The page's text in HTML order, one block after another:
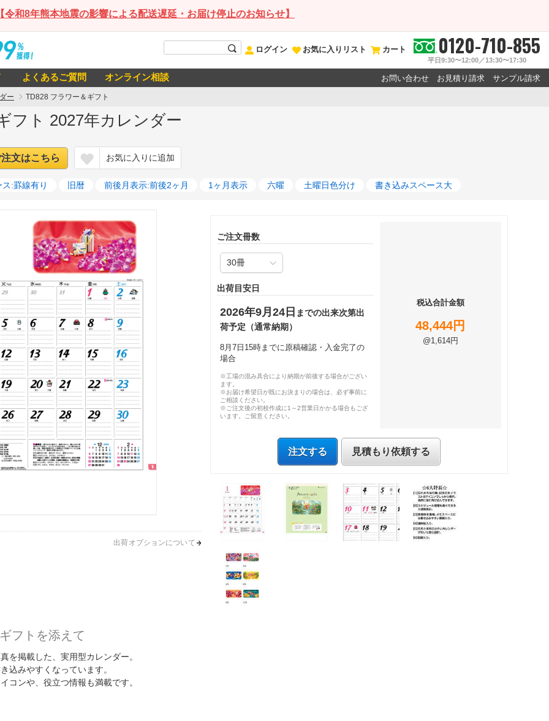
令和8年熊本地震の影響による配送遅延・お届け停止のお知らせ】
ログイン お気に入りリスト カート 0120-710-855
平日9:30〜12:00／13:30〜17:30
よくあるご質問 オンライン相談 お問い合わせ お見積り請求 サンプル請求
ー TD828 フラワー＆ギフト
フト 2027年カレンダー
文はこちら お気に入りに追加
:罫線有り 旧暦 前後月表示:前後2ヶ月 1ヶ月表示 六曜 土曜日色分け 書き込みスペース大
出荷オプションについて
ご注文冊数
出荷目安日
2026年9月24日 までの出来次第出
荷予定（通常納期）
8月7日15時までに原稿確認・入金完了の
場合
※工場の混み具合により納期が前後する場合がござい
ます。
※お届け希望日が既にお決まりの場合は、必ず事前に
ご相談ください。
※ご注文後の初校作成に1～2営業日かかる場合もござ
います。ご留意ください。
税込合計金額
48,444円
@1,614円
注文する 見積もり依頼する
フトを添えて
を掲載した、実用型カレンダー。
込みやすくなっています。
コンや、役立つ情報も満載です。